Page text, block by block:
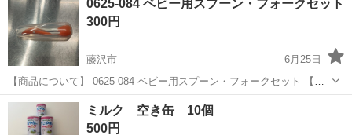
認ください ・お値引きは出来かねますのでご了承願います ...
0625-084 ベビー用スプーン・フォークセット
300円
藤沢市
6月25日
【商品について】 0625-084 ベビー用スプーン・フォークセット 【状
態】 ・使用に伴う多少のスレ、キズ、落としきれない汚れなどござい
ます ・詳細は現地でご確認ください ・お値引きは出来かねますので...
神奈川 藤沢市 ベビー用品 リユース
ミルク 空き缶 10個
500円